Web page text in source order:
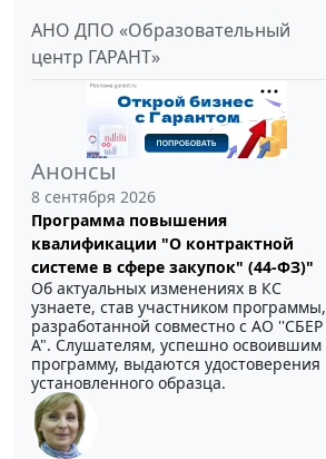
АНО ДПО «Образовательный
центр ГАРАНТ»
Анонсы
8 сентября 2026
Программа повышения
квалификации "О контрактной
системе в сфере закупок" (44-ФЗ)"
Об актуальных изменениях в КС
узнаете, став участником программы,
разработанной совместно с АО ''СБЕР
А". Слушателям, успешно освоившим
программу, выдаются удостоверения
установленного образца.